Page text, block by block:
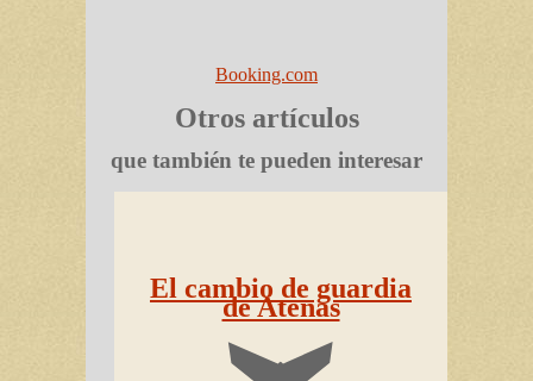
Booking.com
Otros artículos
que también te pueden interesar
El cambio de guardia
de Atenas